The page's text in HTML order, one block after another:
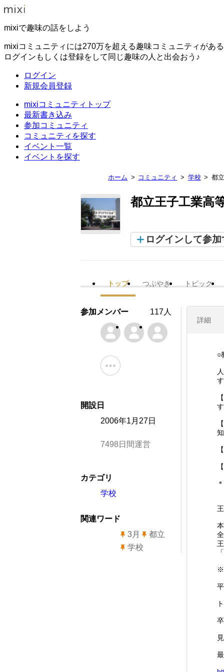
mixiで趣味の話をしよう
mixiコミュニティには270万を超える趣味コミュニティがあ
ログインもしくは登録をして同じ趣味の人と出会おう♪
ログイン
新規会員登録
mixiコミュニティトップ
最新書き込み
参加コミュニティ
コミュニティを探す
イベント一覧
イベントを探す
ホーム コミュニティ 学校 都
都立王子工業高
ログインして参加
トップ つぶやき トピック
詳細
○
※
参加メンバー 117人
開設日
2006年1月27日
7498日間運営
カテゴリ
学校
関連ワード
3月
都立
学校